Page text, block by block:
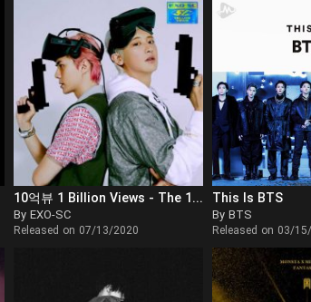
This Is BTS
By BTS
Released on 03/
10억뷰 1 Billion Views - The 1st Album
By EXO-SC
Released on 07/13/2020